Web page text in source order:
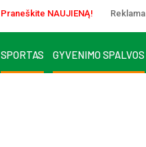
Praneškite NAUJIENĄ! Reklama
SPORTAS GYVENIMO SPALVOS